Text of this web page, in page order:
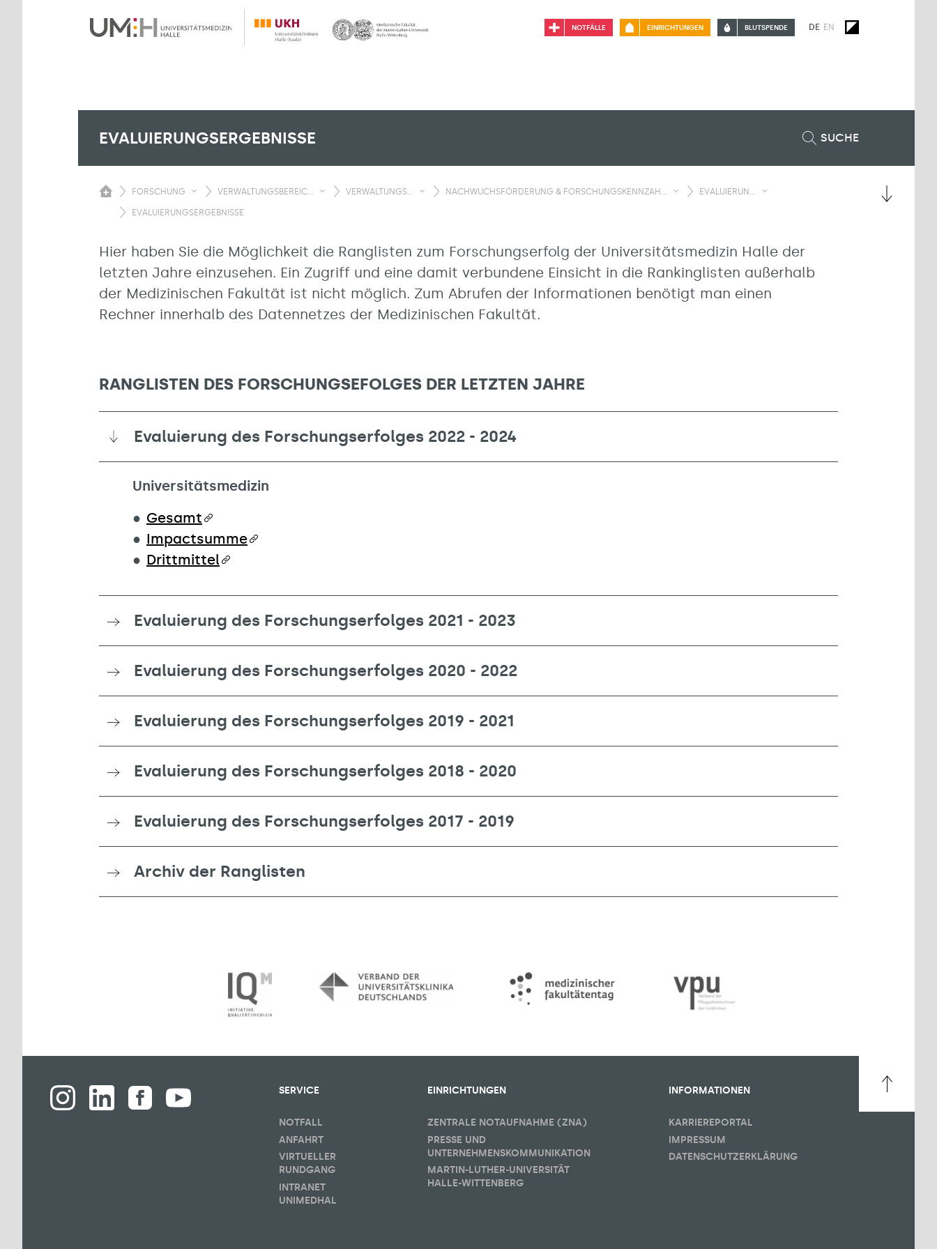
NOTFÄLLE EINRICHTUNGEN BLUTSPENDE DE EN
EVALUIERUNGSERGEBNISSE SUCHE
FORSCHUNG VERWALTUNGSBEREIC... VERWALTUNGS... NACHWUCHSFÖRDERUNG & FORSCHUNGSKENNZAH... EVALUIERUN...
EVALUIERUNGSERGEBNISSE
Hier haben Sie die Möglichkeit die Ranglisten zum Forschungserfolg der Universitätsmedizin Halle der
letzten Jahre einzusehen. Ein Zugriff und eine damit verbundene Einsicht in die Rankinglisten außerhalb
der Medizinischen Fakultät ist nicht möglich. Zum Abrufen der Informationen benötigt man einen
Rechner innerhalb des Datennetzes der Medizinischen Fakultät.
RANGLISTEN DES FORSCHUNGSEFOLGES DER LETZTEN JAHRE
Evaluierung des Forschungserfolges 2022 - 2024
Universitätsmedizin
Gesamt
Impactsumme
Drittmittel
Evaluierung des Forschungserfolges 2021 - 2023
Evaluierung des Forschungserfolges 2020 - 2022
Evaluierung des Forschungserfolges 2019 - 2021
Evaluierung des Forschungserfolges 2018 - 2020
Evaluierung des Forschungserfolges 2017 - 2019
Archiv der Ranglisten
SERVICE
NOTFALL
ANFAHRT
VIRTUELLER
RUNDGANG
INTRANET
UNIMEDHAL
EINRICHTUNGEN
ZENTRALE NOTAUFNAHME (ZNA)
PRESSE UND
UNTERNEHMENSKOMMUNIKATION
MARTIN-LUTHER-UNIVERSITÄT
HALLE-WITTENBERG
INFORMATIONEN
KARRIEREPORTAL
IMPRESSUM
DATENSCHUTZERKLÄRUNG